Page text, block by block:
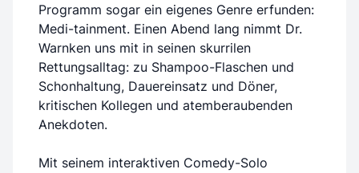
Programm sogar ein eigenes Genre erfunden:
Medi-tainment. Einen Abend lang nimmt Dr.
Warnken uns mit in seinen skurrilen
Rettungsalltag: zu Shampoo-Flaschen und
Schonhaltung, Dauereinsatz und Döner,
kritischen Kollegen und atemberaubenden
Anekdoten.
Mit seinem interaktiven Comedy-Solo